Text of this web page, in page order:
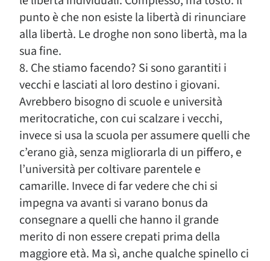
punto è che non esiste la libertà di rinunciare
alla libertà. Le droghe non sono libertà, ma la
sua fine.
8. Che stiamo facendo? Si sono garantiti i
vecchi e lasciati al loro destino i giovani.
Avrebbero bisogno di scuole e università
meritocratiche, con cui scalzare i vecchi,
invece si usa la scuola per assumere quelli che
c’erano già, senza migliorarla di un piffero, e
l’università per coltivare parentele e
camarille. Invece di far vedere che chi si
impegna va avanti si varano bonus da
consegnare a quelli che hanno il grande
merito di non essere crepati prima della
maggiore età. Ma sì, anche qualche spinello ci